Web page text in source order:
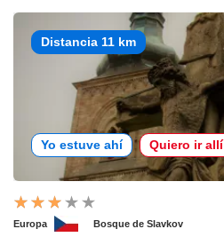
Distancia 11 km
Yo estuve ahí Quiero ir allí
Europa Bosque de Slavkov